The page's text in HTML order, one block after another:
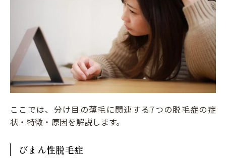
ここでは、分け目の薄毛に関連する7つの脱毛症の症
状・特徴・原因を解説します。
びまん性脱毛症